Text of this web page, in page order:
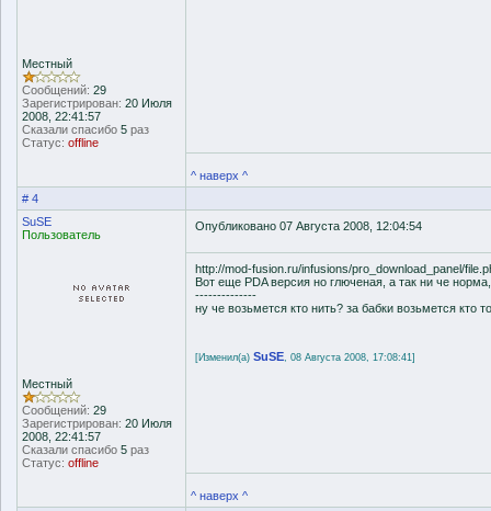
Местный
Сообщений: 29
Зарегистрирован: 20 Июля
2008, 22:41:57
Сказали спасибо 5 раз
Статус: offline
^ наверх ^
# 4
SuSE
Пользователь
Местный
Сообщений: 29
Зарегистрирован: 20 Июля
2008, 22:41:57
Сказали спасибо 5 раз
Статус: offline
Опубликовано 07 Августа 2008, 12:04:54
http://mod-fusion.ru/infusions/pro_download_panel/
Вот еще PDA версия но глюченая, а так ни че
--------------
ну че возьмется кто нить? за бабки возьмется кто
[Изменил(а) SuSE, 08 Августа 2008, 17:08:41]
^ наверх ^